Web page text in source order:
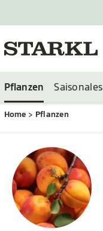
Pflanzen Saisonales
Home Pflanzen